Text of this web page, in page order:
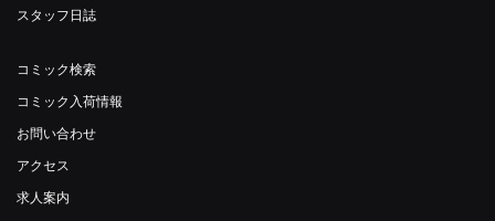
スタッフ日誌
コミック検索
コミック入荷情報
お問い合わせ
アクセス
求人案内